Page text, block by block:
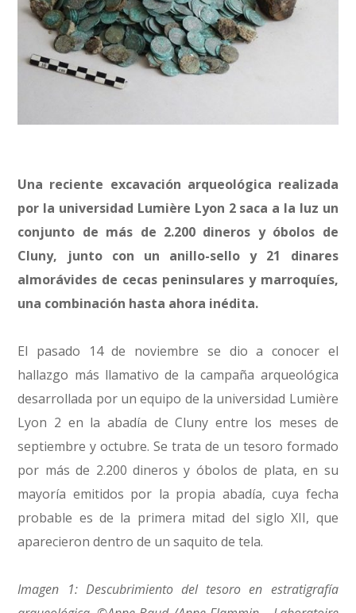
Una reciente excavación arqueológica realizada
por la universidad Lumière Lyon 2 saca a la luz un
conjunto de más de 2.200 dineros y óbolos de
Cluny, junto con un anillo-sello y 21 dinares
almorávides de cecas peninsulares y marroquíes,
una combinación hasta ahora inédita.
El pasado 14 de noviembre se dio a conocer el
hallazgo más llamativo de la campaña arqueológica
desarrollada por un equipo de la universidad Lumière
Lyon 2 en la abadía de Cluny entre los meses de
septiembre y octubre. Se trata de un tesoro formado
por más de 2.200 dineros y óbolos de plata, en su
mayoría emitidos por la propia abadía, cuya fecha
probable es de la primera mitad del siglo XII, que
aparecieron dentro de un saquito de tela.
Imagen 1: Descubrimiento del tesoro en estratigrafía